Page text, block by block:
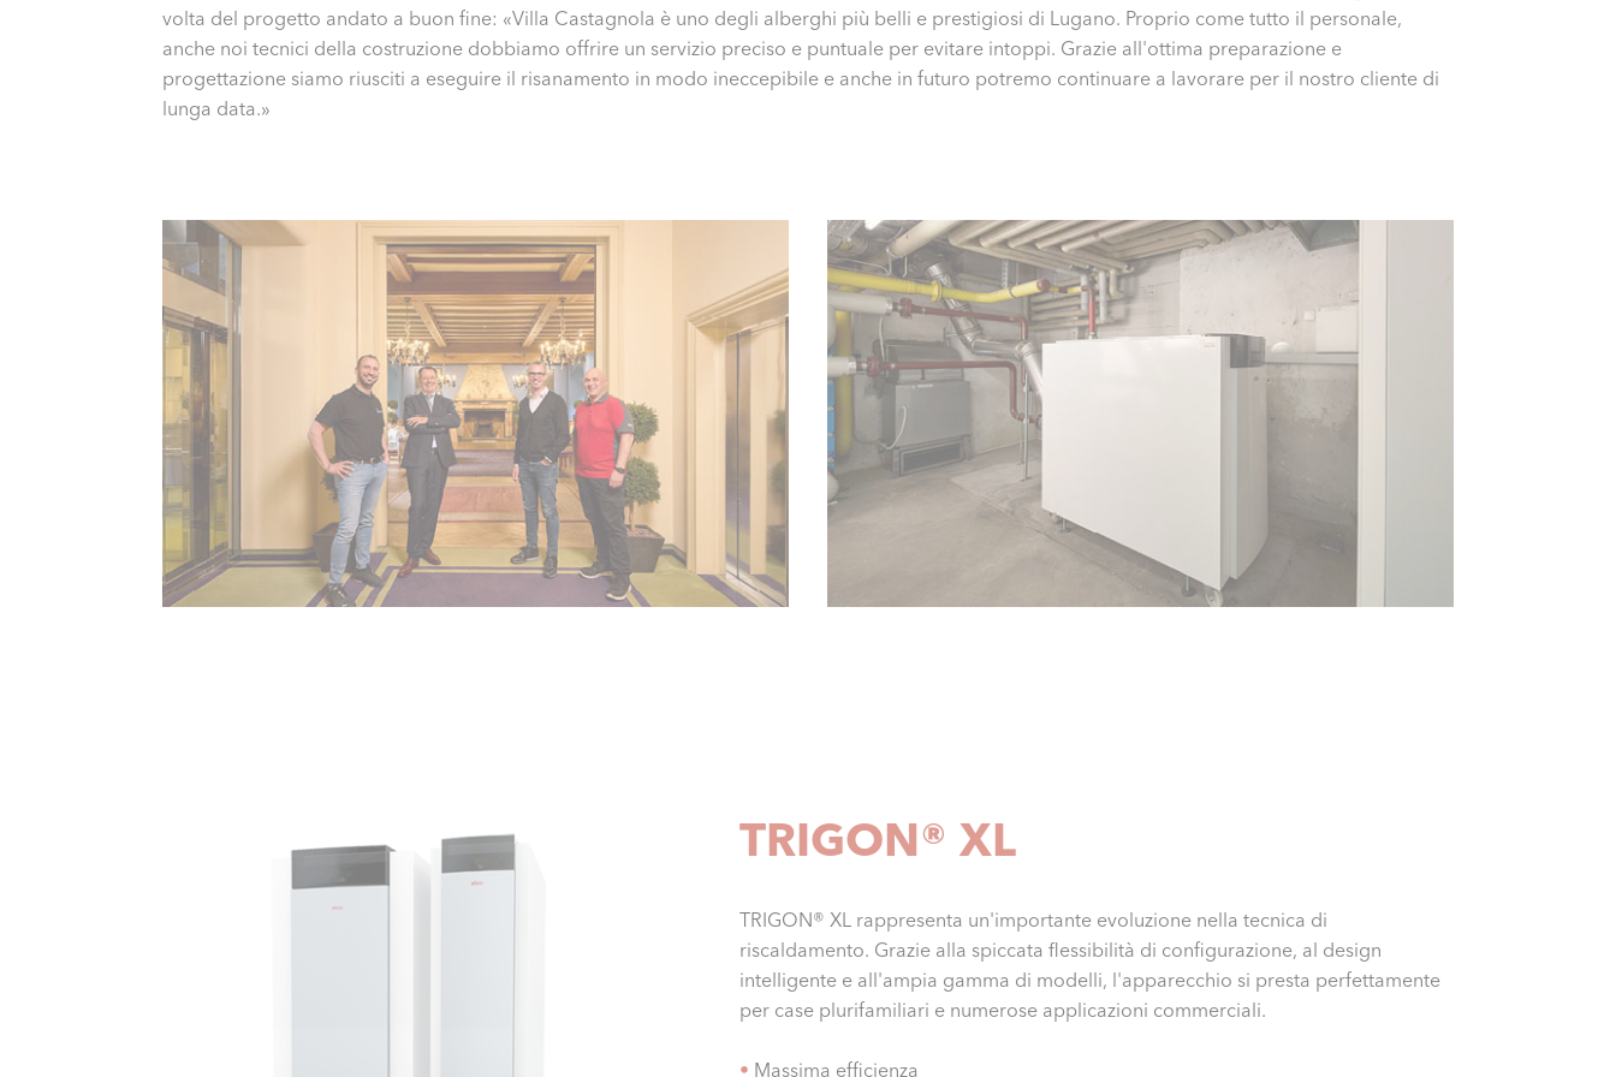
volta del progetto andato a buon fine: «Villa Castagnola è uno degli alberghi più belli e prestigiosi di Lugano. Proprio come tutto il personale,
anche noi tecnici della costruzione dobbiamo offrire un servizio preciso e puntuale per evitare intoppi. Grazie all'ottima preparazione e
progettazione siamo riusciti a eseguire il risanamento in modo ineccepibile e anche in futuro potremo continuare a lavorare per il nostro cliente di
lunga data.»
TRIGON® XL
TRIGON® XL rappresenta un'importante evoluzione nella tecnica di
riscaldamento. Grazie alla spiccata flessibilità di configurazione, al design
intelligente e all'ampia gamma di modelli, l'apparecchio si presta perfettamente
per case plurifamiliari e numerose applicazioni commerciali.
• Massima efficienza